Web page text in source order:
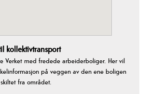
kollektivtransport
Verket med fredede arbeiderboliger. Her vil
på veggen av den ene boligen
fra området.